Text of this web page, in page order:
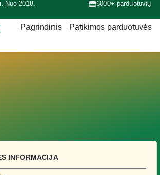
Nuo 2018. 6000+ parduotuvių
Pagrindinis Patikimos parduotuvės
INFORMACIJA